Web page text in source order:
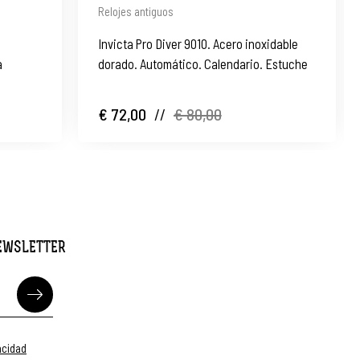
Relojes antiguos
Invicta Pro Diver 9010. Acero inoxidable
dorado. Automático. Calendario. Estuche
€ 72,00 // € 80,00